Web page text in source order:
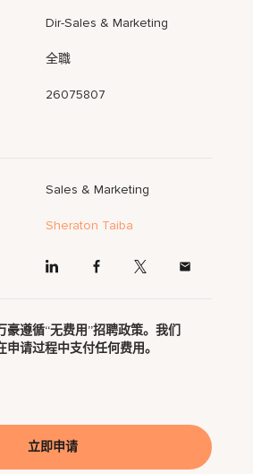
Dir-Sales & Marketing
全職
26075807
Sales & Marketing
Sheraton Taiba
豪遵循“无费用”招聘政策。我们
请过程中支付任何费用。
立即申请